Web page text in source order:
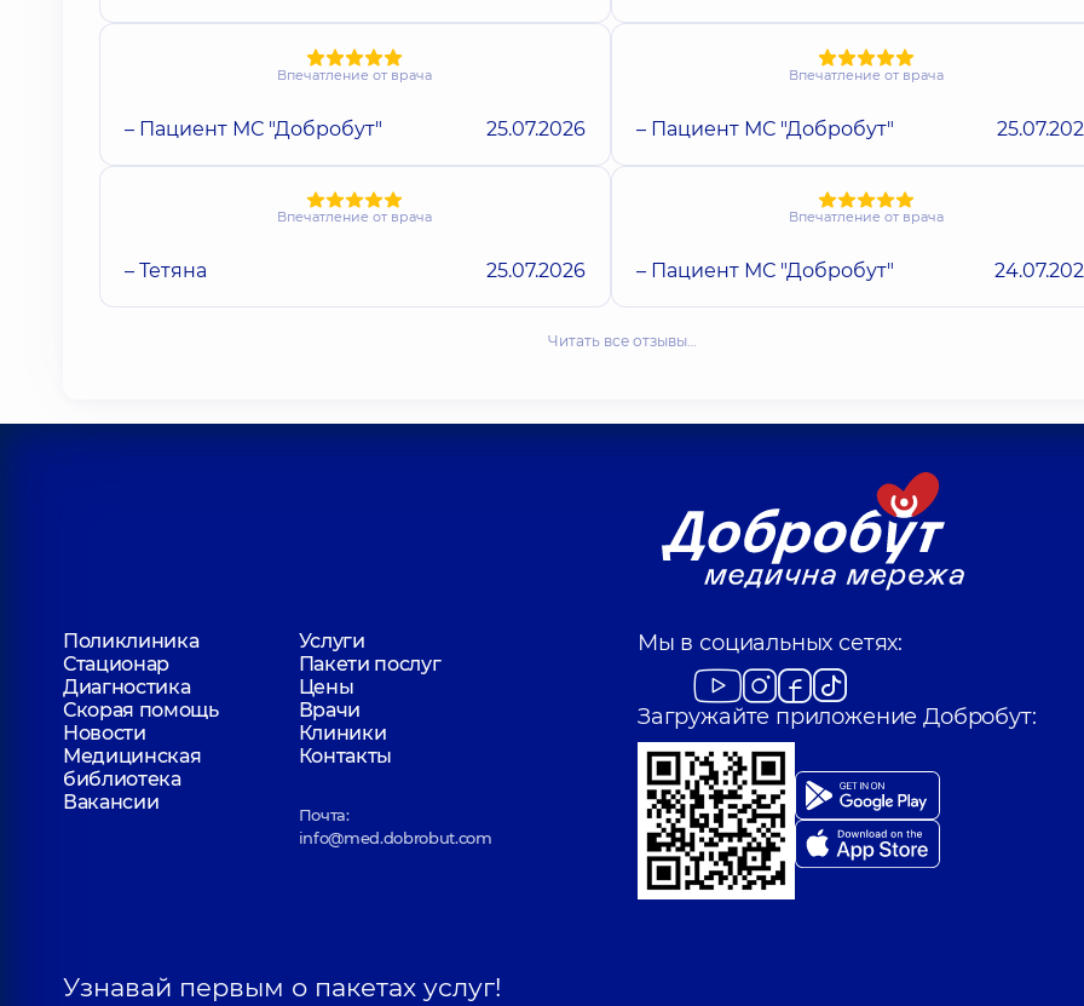
Впечатление от врача
– Пациент МС "Добробут" 25.07.2026
Впечатление от врача
– Пациент МС "Добробут"
Впечатление от врача
– Тетяна 25.07.2026
Впечатление от врача
– Пациент МС "Добробут"
Читать все отзывы…
Поликлиника
Услуги
Стационар
Пакети послуг
Диагностика
Цены
Скорая помощь
Врачи
Новости
Клиники
Медицинская
библиотека
Контакты
Вакансии
Почта:
info@med.dobrobut.com
Мы в социальных сетях:
Загружайте приложение Добробут:
Узнавай первым о пакетах услуг!